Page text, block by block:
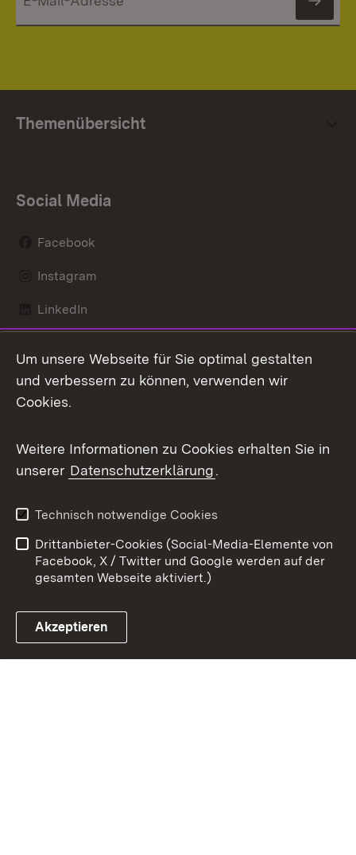
Themenübersicht
Social Media
Facebook
Instagram
LinkedIn
X / Twitter
Youtube
Link zum Landesportal
Kontakt
Datenschutz
Barrierefreiheit
Impressum
Cookies
Um unsere Webseite für Sie optimal gestalten
und verbessern zu können, verwenden wir
Cookies.
Weitere Informationen zu Cookies erhalten Sie in
unserer Datenschutzerklärung.
Technisch notwendige Cookies
Drittanbieter-Cookies (Social-Media-Elemente von
Facebook, X / Twitter und Google werden auf der
gesamten Webseite aktiviert.)
Akzeptieren